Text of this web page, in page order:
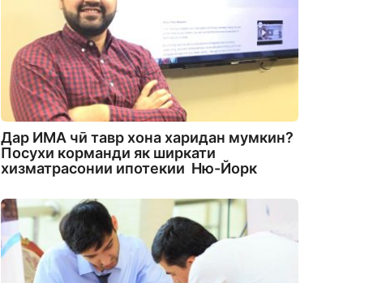
Дар ИМА чӣ тавр хона харидан мумкин?
Посухи корманди як ширкати
хизматрасонии ипотекии Ню-Йорк